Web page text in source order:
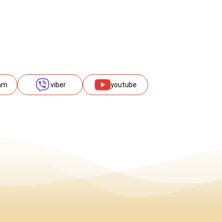
viber youtube